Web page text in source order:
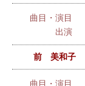
曲目・演目
出演
前 美和子
曲目・演目